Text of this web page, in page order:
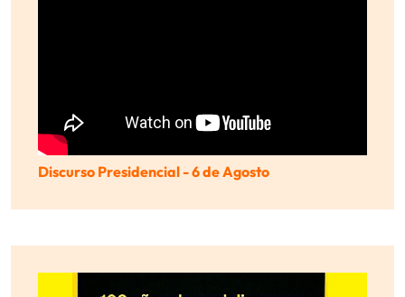
Discurso Presidencial - 6 de Agosto